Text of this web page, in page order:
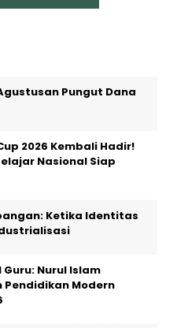
Pungut Dana
2026 Kembali Hadir!
Nasional Siap
Ketika Identitas
Nurul Islam
Pendidikan Modern